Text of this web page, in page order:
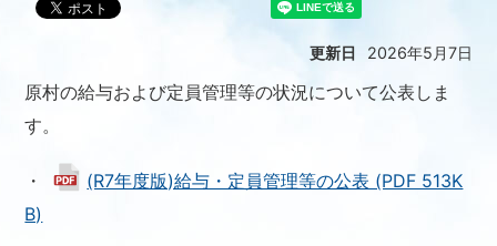
更新日 2026年5月7日
原村の給与および定員管理等の状況について公表しま
す。
・
(R7年度版)給与・定員管理等の公表 (PDF 513K
B)